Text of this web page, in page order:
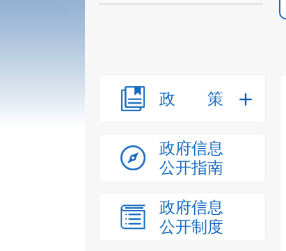
政策
政府信息
公开指南
政府信息
公开制度